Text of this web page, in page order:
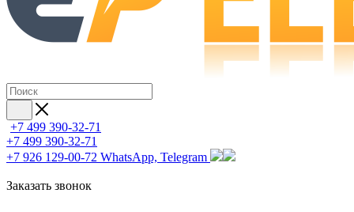
+7 499 390-32-71
+7 499 390-32-71
+7 926 129-00-72 WhatsApp, Telegram
Заказать звонок